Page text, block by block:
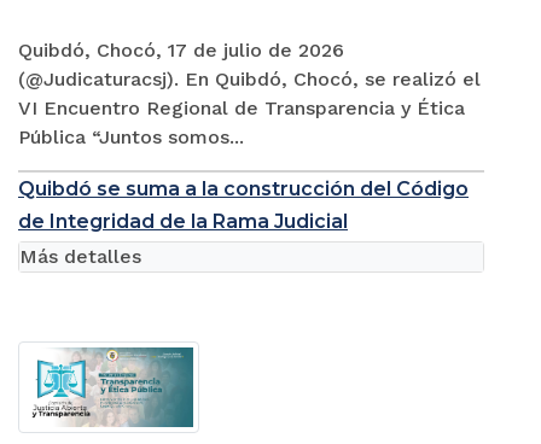
Quibdó, Chocó, 17 de julio de 2026
(@Judicaturacsj). En Quibdó, Chocó, se realizó el
VI Encuentro Regional de Transparencia y Ética
Pública “Juntos somos...
Quibdó se suma a la construcción del Código
de Integridad de la Rama Judicial
Más detalles